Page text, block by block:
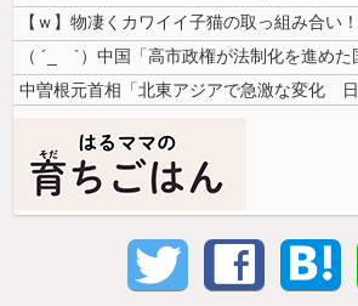
【ｗ】物凄くカワイイ子猫の取っ組み合い！
中曽根元首相「北東アジアで急激な変化 日